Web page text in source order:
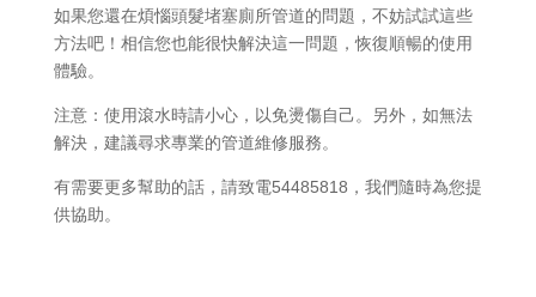
如果您還在煩惱頭髮堵塞廁所管道的問題，不妨試試這些
方法吧！相信您也能很快解決這一問題，恢復順暢的使用
體驗。
注意：使用滾水時請小心，以免燙傷自己。另外，如無法
解決，建議尋求專業的管道維修服務。
有需要更多幫助的話，請致電54485818，我們隨時為您提
供協助。